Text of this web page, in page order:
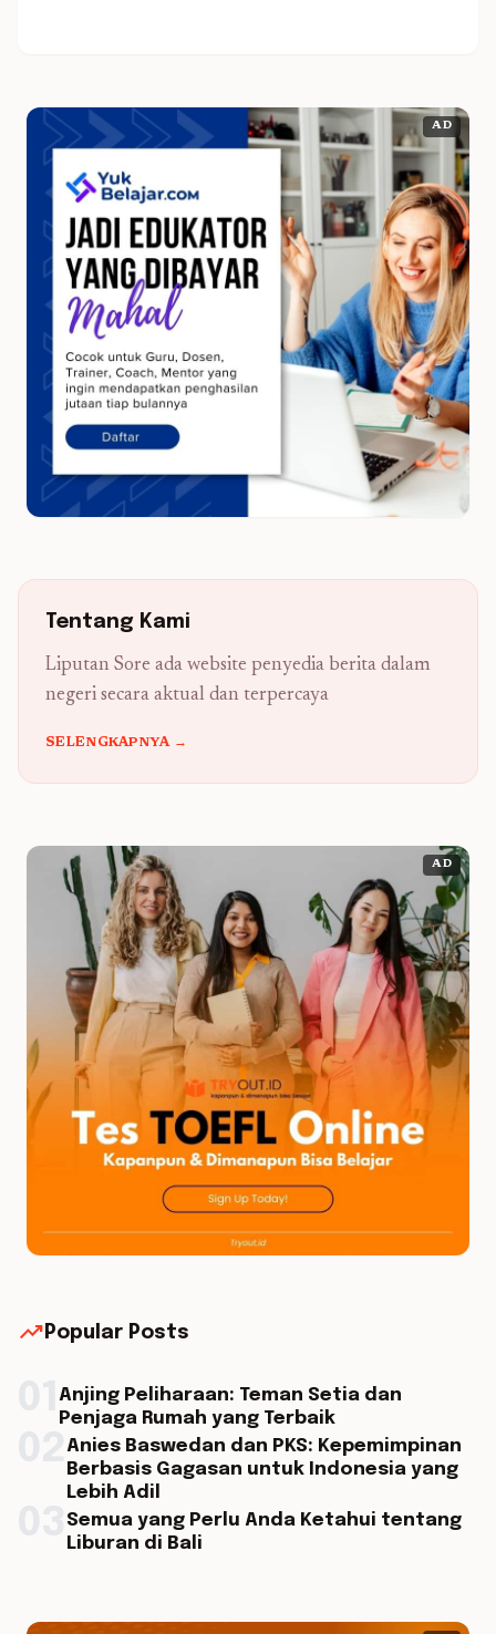
AD
Tentang Kami
Liputan Sore ada website penyedia berita dalam
negeri secara aktual dan terpercaya
SELENGKAPNYA →
AD
trending_up Popular Posts
Anjing Peliharaan: Teman Setia dan
Penjaga Rumah yang Terbaik
Anies Baswedan dan PKS: Kepemimpinan
Berbasis Gagasan untuk Indonesia yang
Lebih Adil
Semua yang Perlu Anda Ketahui tentang
Liburan di Bali